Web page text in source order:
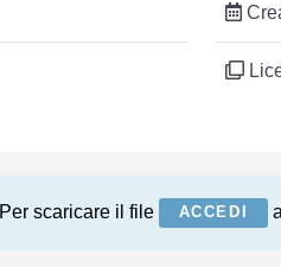
Per scaricare il file ACCEDI